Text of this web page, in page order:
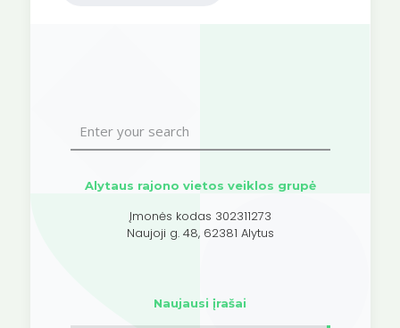
Alytaus rajono vietos veiklos grupė
Įmonės kodas 302311273
Naujoji g. 48, 62381 Alytus
Naujausi įrašai